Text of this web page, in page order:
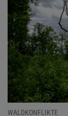
WALDKONFLIKTE